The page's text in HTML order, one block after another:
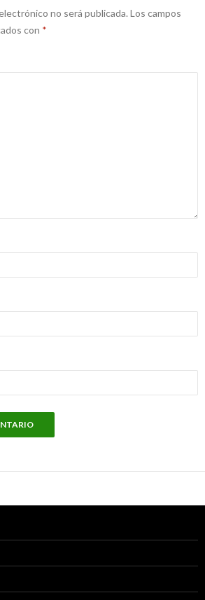
no será publicada. Los campos
con *